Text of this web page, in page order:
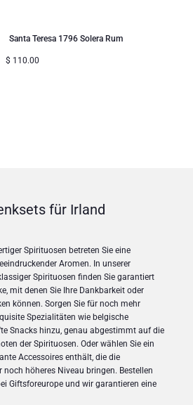
Santa Teresa 1796 Solera Rum
$ 110.00
für Irland
Spirituosen betreten Sie eine
Aromen. In unserer
Spirituosen finden Sie garantiert
mit denen Sie Ihre Dankbarkeit oder
können. Sorgen Sie für noch mehr
Spezialitäten wie belgische
Snacks hinzu, genau abgestimmt auf die
der Spirituosen. Oder wählen Sie ein
Accessoires enthält, die die
höheres Niveau bringen. Bestellen
Giftsforeurope und wir garantieren eine